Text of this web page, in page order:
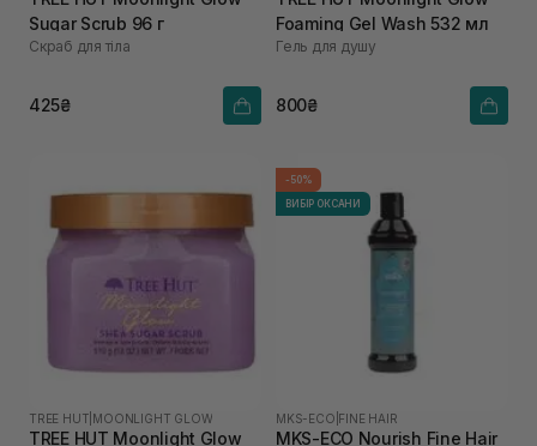
Sugar Scrub 96 г
Скраб для тіла
425₴
Foaming Gel Wash 532 мл
Гель для душу
800₴
TREE HUT MOONLIGHT GLOW
TREE HUT Moonlight Glow
-50%
ВИБІР ОКСАНИ
MKS-ECO FINE HAIR
MKS-ECO Nourish Fine Hair